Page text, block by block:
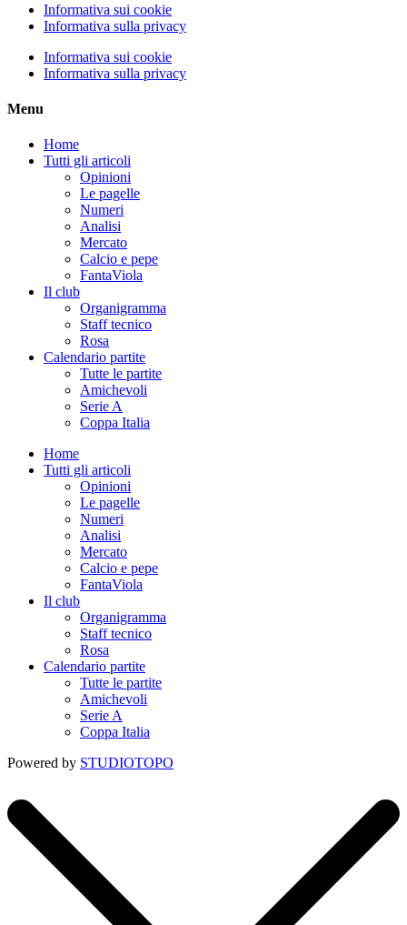
Informativa sui cookie
Informativa sulla privacy
Informativa sui cookie
Informativa sulla privacy
Menu
Home
Tutti gli articoli
Opinioni
Le pagelle
Numeri
Analisi
Mercato
Calcio e pepe
FantaViola
Il club
Organigramma
Staff tecnico
Rosa
Calendario partite
Tutte le partite
Amichevoli
Serie A
Coppa Italia
Home
Tutti gli articoli
Opinioni
Le pagelle
Numeri
Analisi
Mercato
Calcio e pepe
FantaViola
Il club
Organigramma
Staff tecnico
Rosa
Calendario partite
Tutte le partite
Amichevoli
Serie A
Coppa Italia
Powered by STUDIOTOPO